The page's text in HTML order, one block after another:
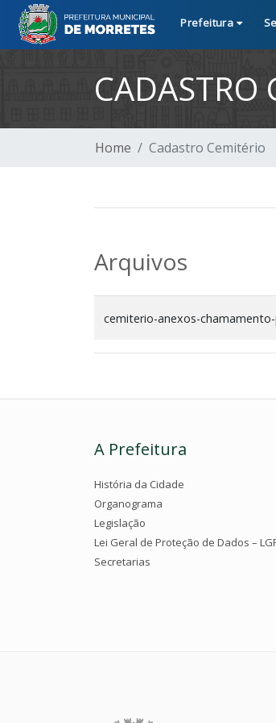
Prefeitura
CADASTRO
Home Cadastro Cemitério
Arquivos
cemiterio-anexos-
A Prefeitura
História da Cidade
Organograma
Legislação
Lei Geral de Proteção de Dados –
Secretarias